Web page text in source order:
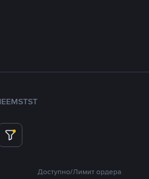
TST
Доступно/Лимит ордера